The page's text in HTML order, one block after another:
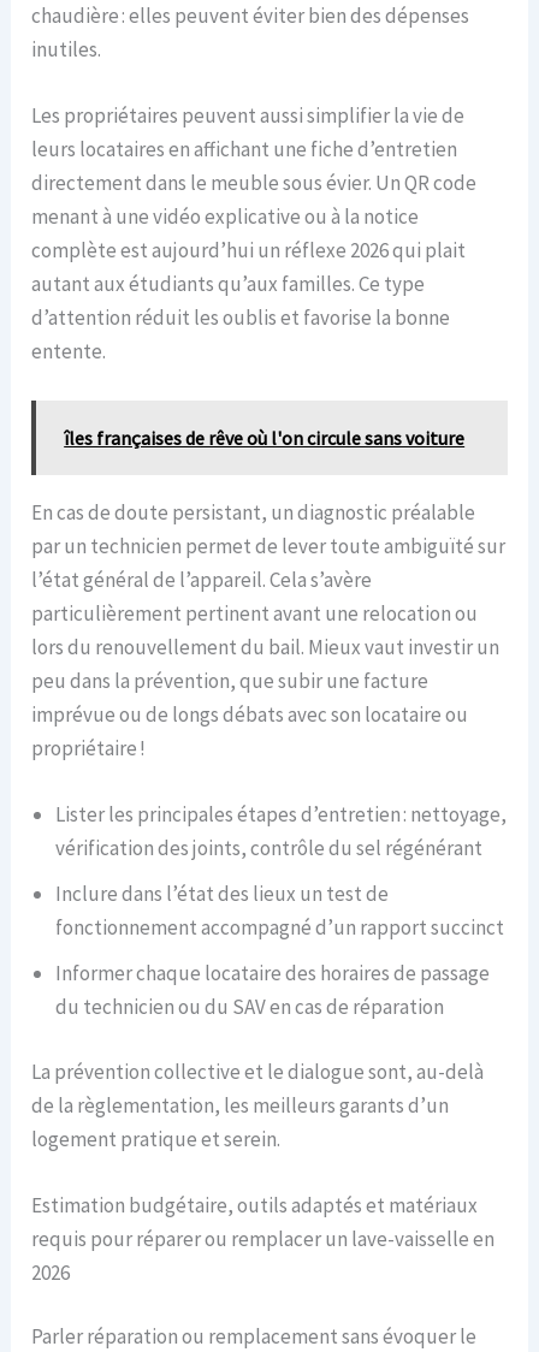
chaudière : elles peuvent éviter bien des dépenses
inutiles.
Les propriétaires peuvent aussi simplifier la vie de
leurs locataires en affichant une fiche d’entretien
directement dans le meuble sous évier. Un QR code
menant à une vidéo explicative ou à la notice
complète est aujourd’hui un réflexe 2026 qui plait
autant aux étudiants qu’aux familles. Ce type
d’attention réduit les oublis et favorise la bonne
entente.
îles françaises de rêve où l'on circule sans voiture
En cas de doute persistant, un diagnostic préalable
par un technicien permet de lever toute ambiguïté sur
l’état général de l’appareil. Cela s’avère
particulièrement pertinent avant une relocation ou
lors du renouvellement du bail. Mieux vaut investir un
peu dans la prévention, que subir une facture
imprévue ou de longs débats avec son locataire ou
propriétaire !
Lister les principales étapes d’entretien : nettoyage,
vérification des joints, contrôle du sel régénérant
Inclure dans l’état des lieux un test de
fonctionnement accompagné d’un rapport succinct
Informer chaque locataire des horaires de passage
du technicien ou du SAV en cas de réparation
La prévention collective et le dialogue sont, au-delà
de la règlementation, les meilleurs garants d’un
logement pratique et serein.
Estimation budgétaire, outils adaptés et matériaux
requis pour réparer ou remplacer un lave-vaisselle en
2026
Parler réparation ou remplacement sans évoquer le